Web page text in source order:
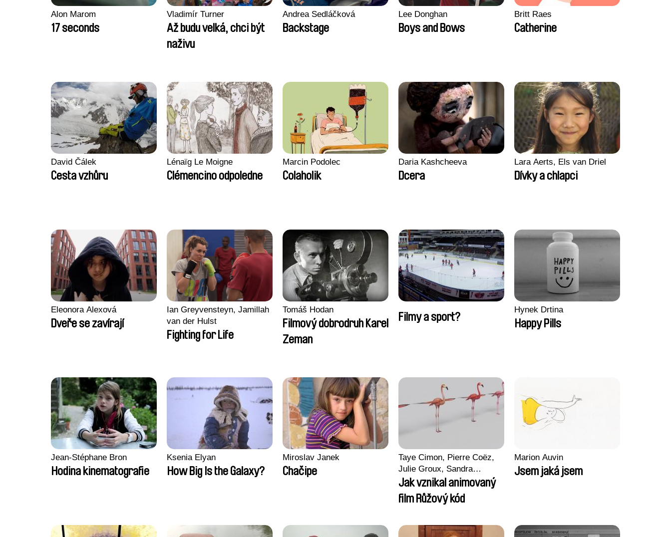
Alon Marom
17 seconds
Vladimír Turner
Až budu velká, chci být
naživu
Andrea Sedláčková
Backstage
Lee Donghan
Boys and Bows
Britt Raes
Catherine
David Čálek
Cesta vzhůru
Lénaïg Le Moigne
Clémencino odpoledne
Marcin Podolec
Colaholik
Daria Kashcheeva
Dcera
Lara Aerts, Els van Driel
Dívky a chlapci
Eleonora Alexová
Dveře se zavírají
Ian Greyvensteyn, Jamillah
van der Hulst
Fighting for Life
Tomáš Hodan
Filmový dobrodruh Karel
Zeman
Filmy a sport?
Hynek Drtina
Happy Pills
Jean-Stéphane Bron
Hodina kinematografie
Ksenia Elyan
How Big Is the Galaxy?
Miroslav Janek
Chačipe
Taye Cimon, Pierre Coëz,
Julie Groux, Sandra
Leydier, Manuarii Morel,
Romain Seisson
Jak vznikal animovaný
film Růžový kód
Marion Auvin
Jsem jaká jsem